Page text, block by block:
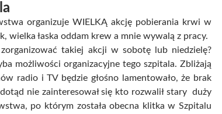
organizuje WIELKĄ akcję pobierania krwi w
wielka łaska oddam krew a mnie wywalą z pracy.
takiej akcji w sobotę lub niedzielę?
możliwości organizacyjne tego szpitala. Zbliżają
radio i TV będzie głośno lamentowało, że brak
nie zainteresował się kto rozwalił stary duży
po którym została obecna klitka w Szpitalu